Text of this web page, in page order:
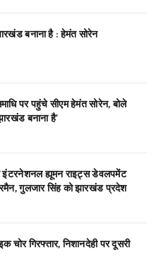
बनाना है : हेमंत सोरेन
पर पहुंचे सीएम हेमंत सोरेन, बोले
बनाना है’
इंटरनेशनल ह्यूमन राइट्स डेवलपमेंट
गुलजार सिंह को झारखंड प्रदेश
चोर गिरफ्तार, निशानदेही पर दूसरी